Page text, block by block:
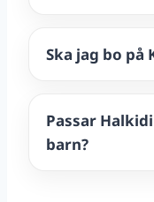
Ska jag bo på
Passar
barn?